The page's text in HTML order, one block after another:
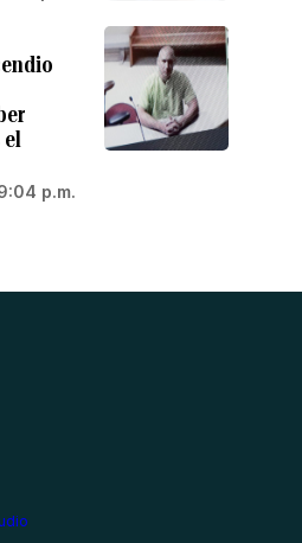
p.m.